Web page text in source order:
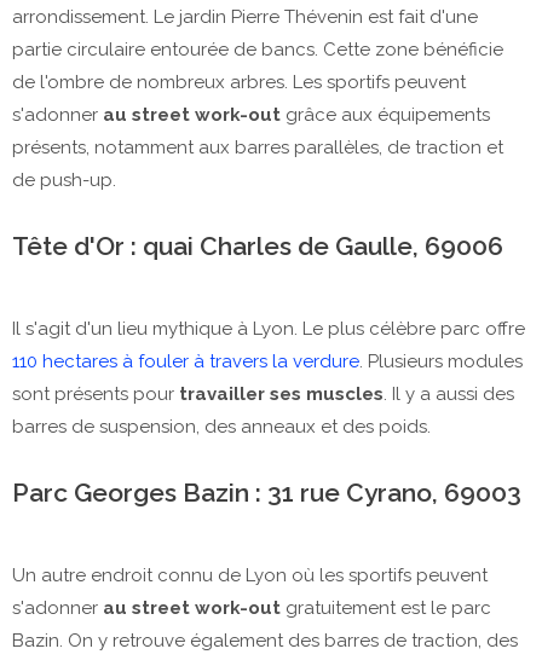
arrondissement. Le jardin Pierre Thévenin est fait d'une
partie circulaire entourée de bancs. Cette zone bénéficie
de l'ombre de nombreux arbres. Les sportifs peuvent
s'adonner au street work-out grâce aux équipements
présents, notamment aux barres parallèles, de traction et
de push-up.
Tête d'Or : quai Charles de Gaulle, 69006
Il s'agit d'un lieu mythique à Lyon. Le plus célèbre parc offre
110 hectares à fouler à travers la verdure. Plusieurs modules
sont présents pour travailler ses muscles. Il y a aussi des
barres de suspension, des anneaux et des poids.
Parc Georges Bazin : 31 rue Cyrano, 69003
Un autre endroit connu de Lyon où les sportifs peuvent
s'adonner au street work-out gratuitement est le parc
Bazin. On y retrouve également des barres de traction, des